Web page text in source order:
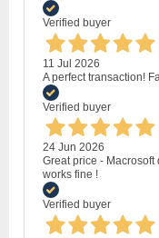
Verified buyer
11 Jul 2026
A perfect transaction!
Verified buyer
24 Jun 2026
Great price -
works fine !
Verified buyer